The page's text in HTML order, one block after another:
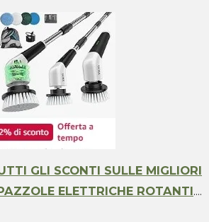
GLI SCONTI SULLE MIGLIORI
ELETTRICHE ROTANTI....